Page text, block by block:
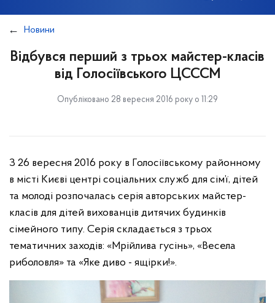
Новини
Відбувся перший з трьох майстер-класів
від Голосіївського ЦСССМ
Опубліковано 28 вересня 2016 року о 11:29
З 26 вересня 2016 року в Голосіївському районному
в місті Києві центрі соціальних служб для сім’ї, дітей
та молоді розпочалась серія авторських майстер-
класів для дітей вихованців дитячих будинків
сімейного типу. Серія складається з трьох
тематичних заходів: «Мрійлива гусінь», «Весела
риболовля» та «Яке диво - ящірки!».